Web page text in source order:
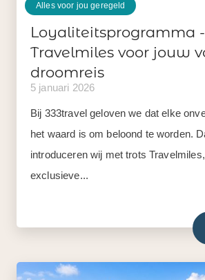
Alles voor jou geregeld
Loyaliteitsprogramma
Travelmiles voor jouw
droomreis
5 januari 2026
Bij 333travel geloven we dat elke
het waard is om beloond te worden.
introduceren wij met trots
exclusieve...